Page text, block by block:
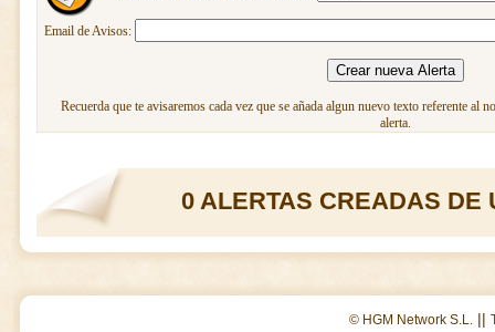
Email de Avisos:
Recuerda que te avisaremos cada vez que se añada algun nuevo texto referente al
alerta.
0 ALERTAS CREADAS DE
© HGM Network S.L. ||